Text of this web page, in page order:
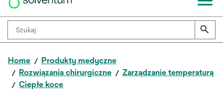
Home
Produkty medyczne
Rozwiązania chirurgiczne
Zarządzanie temperaturą
Ciepłe koce